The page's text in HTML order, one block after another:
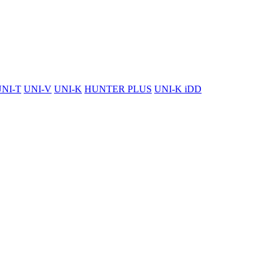
T UNI-V UNI-K HUNTER PLUS UNI-K iDD